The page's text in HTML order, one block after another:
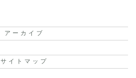
アーカイブ
サイトマップ